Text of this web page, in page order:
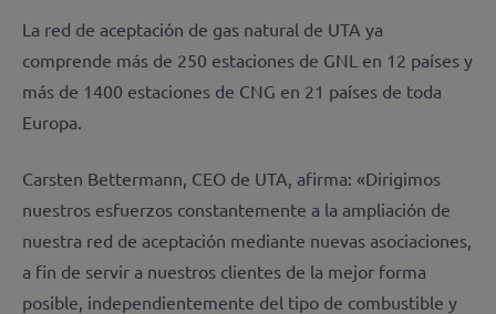
La red de aceptación de gas natural de UTA ya
comprende más de 250 estaciones de GNL en 12 países y
más de 1400 estaciones de CNG en 21 países de toda
Europa.
Carsten Bettermann, CEO de UTA, afirma: «Dirigimos
nuestros esfuerzos constantemente a la ampliación de
nuestra red de aceptación mediante nuevas asociaciones,
a fin de servir a nuestros clientes de la mejor forma
posible, independientemente del tipo de combustible y